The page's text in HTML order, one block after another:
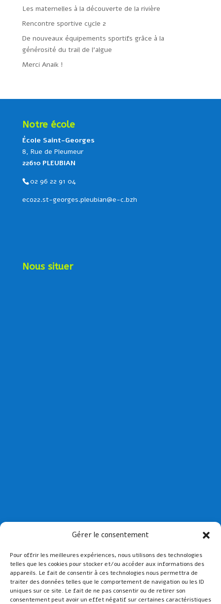
Gérer le consentement
Pour offrir les meilleures expériences, nous utilisons des technologies
telles que les cookies pour stocker et/ou accéder aux informations des
appareils. Le fait de consentir à ces technologies nous permettra de
traiter des données telles que le comportement de navigation ou les ID
uniques sur ce site. Le fait de ne pas consentir ou de retirer son
consentement peut avoir un effet négatif sur certaines caractéristiques
Les maternelles à la découverte de la rivière
Rencontre sportive cycle 2
De nouveaux équipements sportifs grâce à la
générosité du trail de l’algue
Merci Anaik !
Notre école
École Saint-Georges
8, Rue de Pleumeur
22610 PLEUBIAN
02 96 22 91 04
eco22.st-georges.pleubian@e-c.bzh
Nous situer
Collège St Joseph de Paimpol
Lien admin
Mentions légales